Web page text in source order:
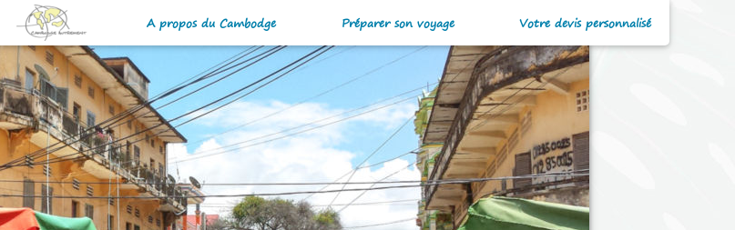
A propos du Cambodge Préparer son voyage Votre devis personnalisé